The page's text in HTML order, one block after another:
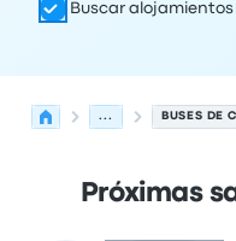
Buscar alojamientos
... BUSES DE
Próximas